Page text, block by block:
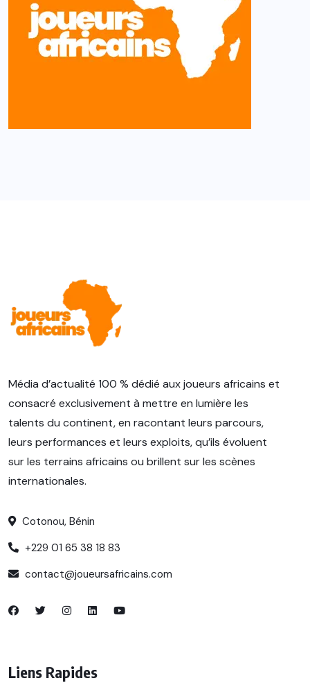
Média d’actualité 100 % dédié aux joueurs africains et
consacré exclusivement à mettre en lumière les
talents du continent, en racontant leurs parcours,
leurs performances et leurs exploits, qu’ils évoluent
sur les terrains africains ou brillent sur les scènes
internationales.
Cotonou, Bénin
+229 01 65 38 18 83
contact@joueursafricains.com
Liens Rapides